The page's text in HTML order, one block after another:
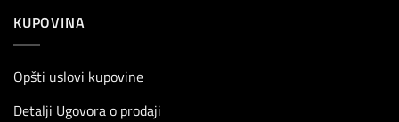
KUPOVINA
Opšti uslovi kupovine
Detalji Ugovora o prodaji